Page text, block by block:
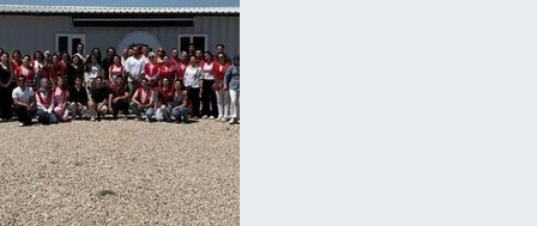
Spor
Teknoloji
Yaşam